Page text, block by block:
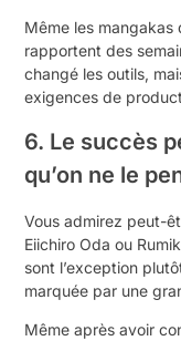
Même les
rapportent des
changé les outils,
exigences de
6. Le succès
qu’on ne le
Vous admirez peut-
Eiichiro Oda ou
sont l’exception
marquée par une
Même après avoir